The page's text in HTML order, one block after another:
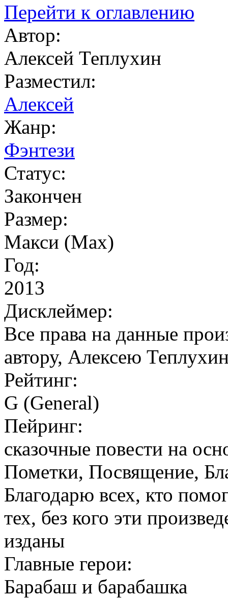
Перейти к оглавлению
Автор:
Алексей Теплухин
Разместил:
Алексей
Жанр:
Фэнтези
Статус:
Закончен
Размер:
Макси (Max)
Год:
2013
Дисклеймер:
Все права на данные
автору, Алексею
Рейтинг:
G (General)
Пейринг:
сказочные повести на
Пометки, Посвящение,
Благодарю всех, кто
тех, без кого эти
изданы
Главные герои:
Барабаш и барабашка